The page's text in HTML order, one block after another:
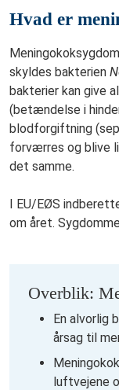
Hvad er
skyldes bakterien
bakterier kan give
(betændelse i
blodforgiftning
forværres og blive
det samme.
I EU/EØS
om året.
Overblik:
En alvorlig
årsag til
luftvejene